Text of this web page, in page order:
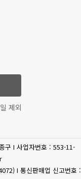
니한 경우 회원이
규정이나 기타
소급하여
서비스 이용을
대한 별도의 약관
대한 이용약관 등이
니다.)
기록(상품,
카트, 카드사명,
폰 번호
등록번호, 주소,
제외
구 I 사업자번호 : 553-11-
I 통신판매업 신고번호 :